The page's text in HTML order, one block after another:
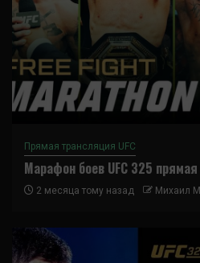
Прямая трансляция UFC
Марафон боев UFC 325
2 месяца тому назад Михаил